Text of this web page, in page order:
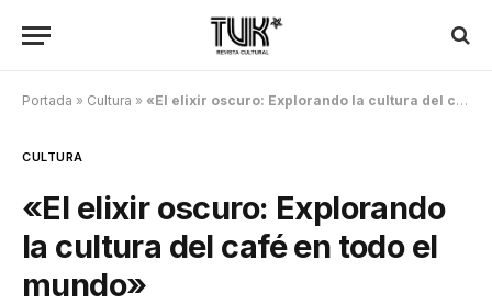
Portada » Cultura » «El elixir oscuro: Explorando la cultura del café en todo el mundo»
CULTURA
«El elixir oscuro: Explorando
la cultura del café en todo el
mundo»